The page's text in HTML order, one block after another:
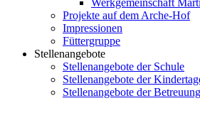
Werkgemeinschaft
Projekte auf dem Arche-Hof
Impressionen
Füttergruppe
Stellenangebote
Stellenangebote der Schule
Stellenangebote der
Stellenangebote der Betreuung